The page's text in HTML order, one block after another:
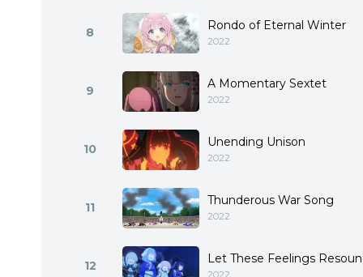
8 Rondo of Eternal Winter
2022
9 A Momentary Sextet
2022
10 Unending Unison
2022
11 Thunderous War Song
2022
12 Let These Feelings
2022